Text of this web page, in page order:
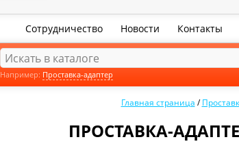
Сотрудничество Новости Контакты
Главная страница /
ПРОСТАВКА-
Например: Проставка-адаптер